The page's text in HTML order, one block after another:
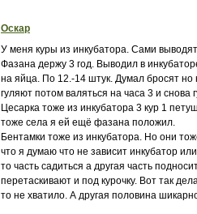
Оскар
У меня куры из инкубатора. Сами
Фазана держу 3 год. Выводил в
на яйца. По 12.-14 штук. Думал бросят но
гуляют потом валяться на часа 3 и
Цесарка тоже из инкубатора 3 кур 1
тоже села я ей ещё фазана положил.
Бентамки тоже из инкубатора. Но они
что я думаю что не зависит инкубатор
то часть садиться а другая часть
перетаскивают и под курочку. Вот так
то не хватило. А другая половина